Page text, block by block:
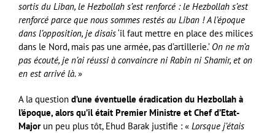
sortis du Liban, le Hezbollah s’est renforcé : le Hezbollah s’est
renforcé parce que nous sommes restés au Liban ! A l’époque
dans l’opposition, je disais‘il faut mettre en place des milices
dans le Nord, mais pas une armée, pas d’artillerie.’ On ne m’a
pas écouté, je n’ai réussi à convaincre ni Rabin ni Shamir, et on
en est arrivé là. »
A la question d’une éventuelle éradication du Hezbollah à
l’époque, alors qu’il était Premier Ministre et Chef d’Etat-
Major un peu plus tôt, Ehud Barak justifie : « Lorsque j’étais